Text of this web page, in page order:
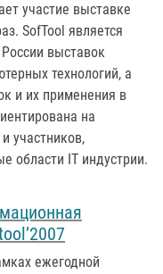
участие выставке
SofTool является
выставок
технологий, а
и их применения в
на
участников,
области IT индустрии.
ежегодной